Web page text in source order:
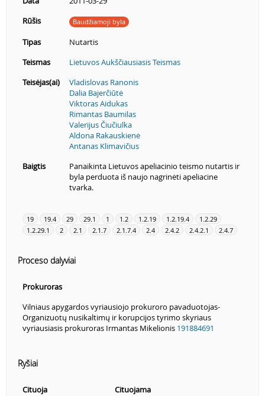
Rūšis
Baudžiamoji byla
Tipas
Nutartis
Teismas
Lietuvos Aukščiausiasis Teismas
Teisėjas(ai)
Vladislovas Ranonis
Dalia Bajerčiūtė
Viktoras Aidukas
Rimantas Baumilas
Valerijus Čiučiulka
Aldona Rakauskienė
Antanas Klimavičius
Baigtis
Panaikinta Lietuvos apeliacinio teismo nutartis ir
byla perduota iš naujo nagrinėti apeliacine
tvarka.
19 19.4 29 29.1 1 1.2 1.2.19 1.2.19.4
1.2.29
1.2.29.1
2 2.1 2.1.7 2.1.7.4 2.4 2.4.2 2.4.2.1 2.4.7
Proceso dalyviai
Prokuroras
Vilniaus apygardos vyriausiojo prokuroro pavaduotojas-
Organizuotų nusikaltimų ir korupcijos tyrimo skyriaus
vyriausiasis prokuroras Irmantas Mikelionis 191884691
Ryšiai
Cituoja
Cituojama